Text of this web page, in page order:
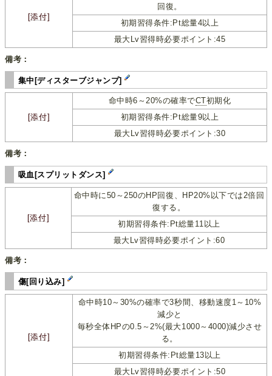
[添付]
回復。
初期習得条件:Pt総量4以上
最大Lv習得時必要ポイント:45
備考：
集中[ディスターブジャンプ]
[添付]
命中時6～20%の確率でCT初期化
初期習得条件:Pt総量9以上
最大Lv習得時必要ポイント:30
備考：
吸血[スプリットダンス]
[添付]
命中時に50～250のHP回復、HP20%以下では2倍回
復する。
初期習得条件:Pt総量11以上
最大Lv習得時必要ポイント:60
備考：
傷[回り込み]
[添付]
命中時10～30%の確率で3秒間、移動速度1～10%
減少と
毎秒全体HPの0.5～2%(最大1000～4000)減少させ
る。
初期習得条件:Pt総量13以上
最大Lv習得時必要ポイント:50